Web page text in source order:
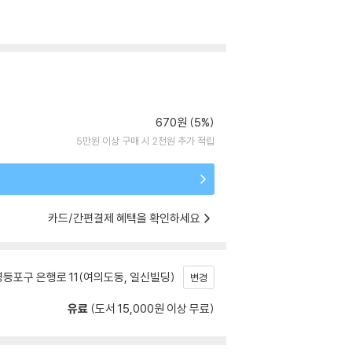
670원 (5%)
5만원 이상 구매 시 2천원 추가 적립
카드/간편결제 혜택을 확인하세요
포구 은행로 11(여의도동, 일신빌딩) 변경
유료 (도서 15,000원 이상 무료)